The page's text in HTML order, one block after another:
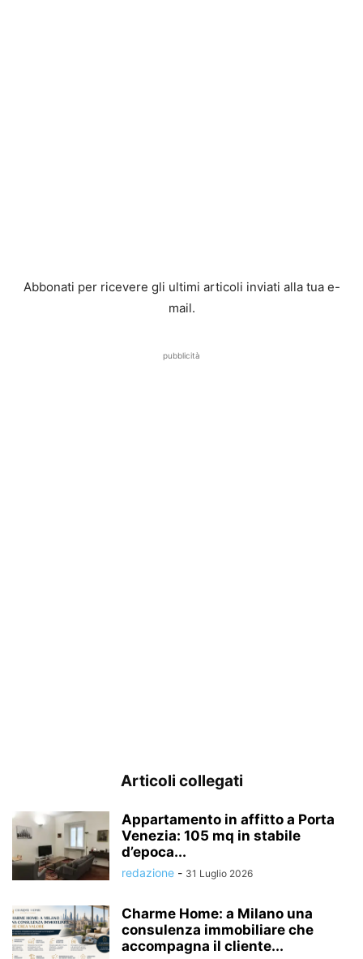
Abbonati per ricevere gli ultimi articoli inviati alla tua e-
mail.
pubblicità
Articoli collegati
Appartamento in affitto a Porta
Venezia: 105 mq in stabile
d’epoca...
redazione - 31 Luglio 2026
Charme Home: a Milano una
consulenza immobiliare che
accompagna il cliente...